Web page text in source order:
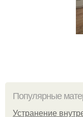
Популярные
Устранение